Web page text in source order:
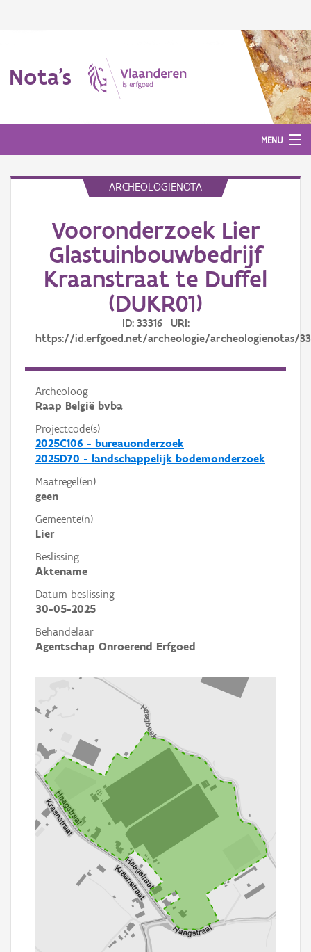
Nota's
MENU
Aanmelden
ARCHEOLOGIENOTA
Vooronderzoek Lier
Glastuinbouwbedrijf
Kraanstraat te Duffel
(DUKR01)
ID: 33316 URI:
https://id.erfgoed.net/archeologie/archeologienotas/
Archeoloog
Raap België bvba
Projectcode(s)
2025C106 - bureauonderzoek
2025D70 - landschappelijk bodemonderzoek
Maatregel(en)
geen
Gemeente(n)
Lier
Beslissing
Aktename
Datum beslissing
30-05-2025
Behandelaar
Agentschap Onroerend Erfgoed